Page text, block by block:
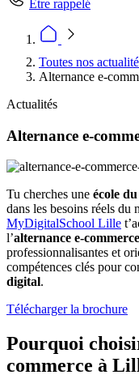
Être rappelé
Toutes nos
Alternance e-
Actualités
Alternance e-
Tu cherches une école
dans les besoins réels du
MyDigitalSchool Lille
l’alternance e-
professionnalisantes et
compétences clés pour
digital.
Télécharger la brochure
Pourquoi
commerce à